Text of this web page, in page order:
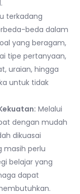
terkadang
beda dalam
yang beragam,
tipe pertanyaan,
uraian, hingga
untuk tidak
Melalui
dengan mudah
dikuasai
masih perlu
belajar yang
dapat